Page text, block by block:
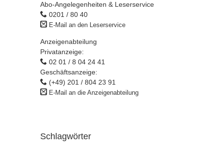
Abo-Angelegenheiten & Leserservice
0201 / 80 40
E-Mail an den Leserservice
Anzeigenabteilung
Privatanzeige:
02 01 / 8 04 24 41
Geschäftsanzeige:
(+49) 201 / 804 23 91
E-Mail an die Anzeigenabteilung
Schlagwörter